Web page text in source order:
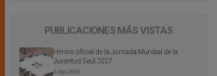
PUBLICACIONES MÁS VISTAS
Himno oficial de la Jornada Mundial de la
Juventud Seúl 2027
3 Ago 2026